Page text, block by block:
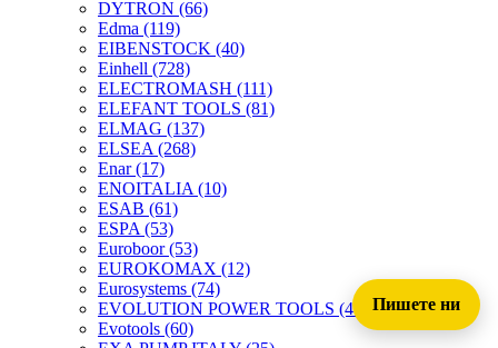
DYTRON (66)
Edma (119)
EIBENSTOCK (40)
Einhell (728)
ELECTROMASH (111)
ELEFANT TOOLS (81)
ELMAG (137)
ELSEA (268)
Enar(17)
ENOITALIA (10)
ESAB (61)
ESPA (53)
Euroboor(53)
EUROKOMAX (12)
Eurosystems (74)
EVOLUTION POWER TOOLS (45)
Evotools (60)
Пишете ни